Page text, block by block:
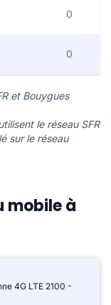
0
0
et Bouygues
le réseau SFR
sur le réseau
mobile à
4G LTE 2100 -